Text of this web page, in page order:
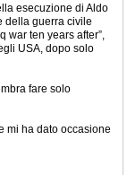
esecuzione di Aldo
della guerra civile
war ten years after”,
USA, dopo solo
fare solo
mi ha dato occasione